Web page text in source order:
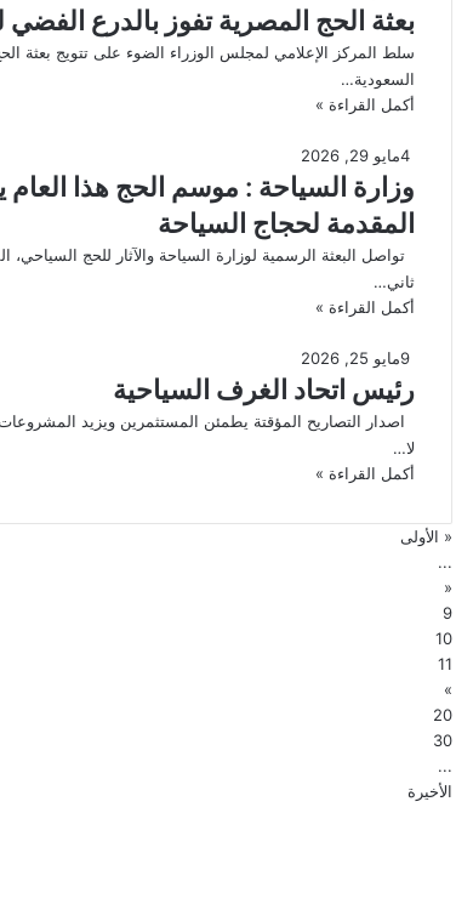
بعثة الحج المصرية تفوز بالدرع الفضي
سلط المركز الإعلامي لمجلس الوزراء الضوء على تتويج بعثة
السعودية…
أكمل القراءة »
مايو 29, 2026
وزارة السياحة : موسم الحج هذا
المقدمة لحجاج السياحة
تواصل البعثة الرسمية لوزارة السياحة والآثار للحج
ثاني…
أكمل القراءة »
مايو 25, 2026
رئيس اتحاد الغرف السياحية
اصدار التصاريح المؤقتة يطمئن المستثمرين ويزيد
لا…
أكمل القراءة »
« الأولى
...
«
9
10
11
»
20
30
...
الأخيرة